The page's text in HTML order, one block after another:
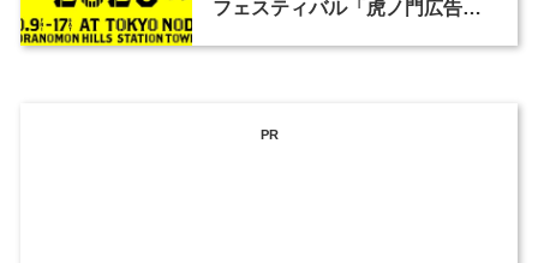
フェスティバル「虎ノ門広告
PR